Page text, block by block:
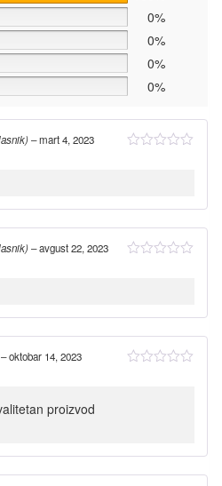
0%
0%
0%
0%
–mart 4, 2023
–avgust 22, 2023
–oktobar 14, 2023
proizvod